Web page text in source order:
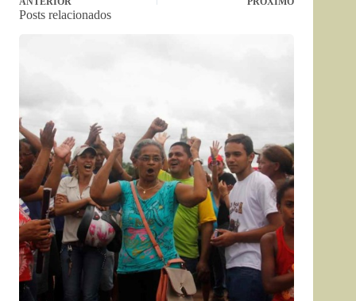
Posts relacionados